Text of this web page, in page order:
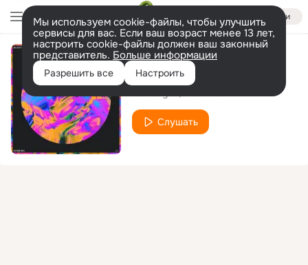
Войти
Мы используем cookie-файлы, чтобы улучшить
сервисы для вас. Если ваш возраст менее 13 лет,
настроить cookie-файлы должен ваш законный
представитель. Больше информации
Разрешить все Настроить
Running
Слушать